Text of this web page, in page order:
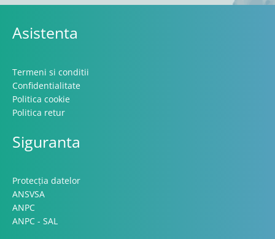
Asistenta
Termeni si conditii
Confidentialitate
Politica cookie
Politica retur
Siguranta
Protecția datelor
ANSVSA
ANPC
ANPC - SAL